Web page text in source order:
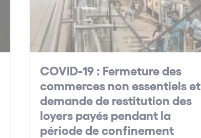
COVID-19 : Fermeture des
commerces non essentiels et
demande de restitution des
loyers payés pendant la
période de confinement